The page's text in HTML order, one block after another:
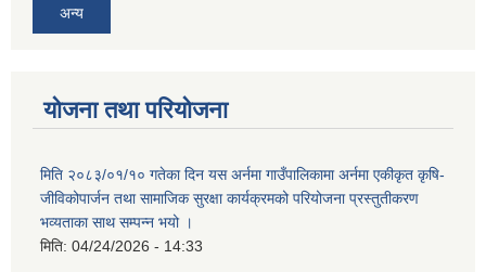
अन्य
योजना तथा परियोजना
मिति २०८३/०१/१० गतेका दिन यस अर्नमा गाउँपालिकामा अर्नमा एकीकृत कृषि-
जीविकोपार्जन तथा सामाजिक सुरक्षा कार्यक्रमको परियोजना प्रस्तुतीकरण
भव्यताका साथ सम्पन्न भयो ।
मिति: 04/24/2026 - 14:33